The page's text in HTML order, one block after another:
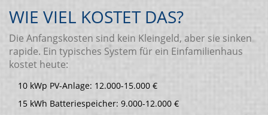
WIE VIEL KOSTET DAS?
Die Anfangskosten sind kein Kleingeld, aber sie sinken
rapide. Ein typisches System für ein Einfamilienhaus
kostet heute:
10 kWp PV-Anlage: 12.000-15.000 €
15 kWh Batteriespeicher: 9.000-12.000 €